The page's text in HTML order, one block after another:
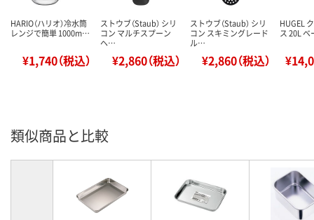
HARIO（ハリオ）冷水筒
レンジで簡単 1000m…
¥1,740（税込）
ストウブ（Staub） シリ
コン マルチスプーン
ヘ…
¥2,860（税込）
ストウブ（Staub） シリ
コン スキミングレード
ル…
¥2,860（税込）
HUGEL
ス 20L
類似商品と比較